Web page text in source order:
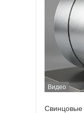
Видео
Свинцовые